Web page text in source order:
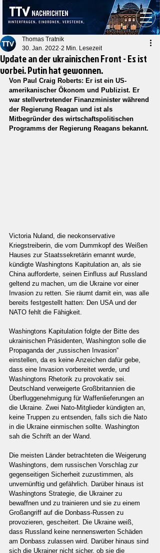
Update an der ukrainischen Front - Es ist
vorbei. Putin hat gewonnen.
Thomas Tratnik
30. Jan. 2022 2 Min. Lesezeit
Von Paul Craig Roberts: Er ist ein US-
amerikanischer Ökonom und Publizist. Er
war stellvertretender Finanzminister während
der Regierung Reagan und ist als
Mitbegründer des wirtschaftspolitischen
Programms der Regierung Reagans bekannt.
Victoria Nuland, die neokonservative
Kriegstreiberin, die vom Dummkopf des Weißen
Hauses zur Staatssekretärin ernannt wurde,
kündigte Washingtons Kapitulation an, als sie
China aufforderte, seinen Einfluss auf Russland
geltend zu machen, um die Ukraine vor einer
Invasion zu retten. Sie räumt damit ein, was alle
bereits festgestellt hatten: Den USA und der
NATO fehlt die Fähigkeit.
Washingtons Kapitulation folgte der Bitte des
ukrainischen Präsidenten, Washington solle die
Propaganda der „russischen Invasion“
einstellen, da es keine Anzeichen dafür gebe,
dass eine Invasion vorbereitet werde, und
Washingtons Rhetorik zu provokativ sei.
Deutschland verweigerte Großbritannien die
Überfluggenehmigung für Waffenlieferungen an
die Ukraine. Zwei Nato-Mitglieder kündigten an,
keine Truppen zu entsenden, falls sich die Nato
in die Ukraine einmischen sollte. Washington
sah die Schrift an der Wand.
Die meisten Länder betrachteten die Weigerung
Washingtons, dem russischen Vorschlag zur
gegenseitigen Sicherheit zuzustimmen, als
unvernünftig und gefährlich. Darüber hinaus ist
Washingtons Strategie, die Ukrainer zu
bewaffnen und zu trainieren und sie zu einem
Großangriff auf die Donbass-Russen zu
provozieren, gescheitert. Die Ukraine weiß,
dass Russland keine nennenswerten Schäden
am Donbass zulassen wird. Darüber hinaus sind
sich die Ukrainer nicht sicher, ob sie die